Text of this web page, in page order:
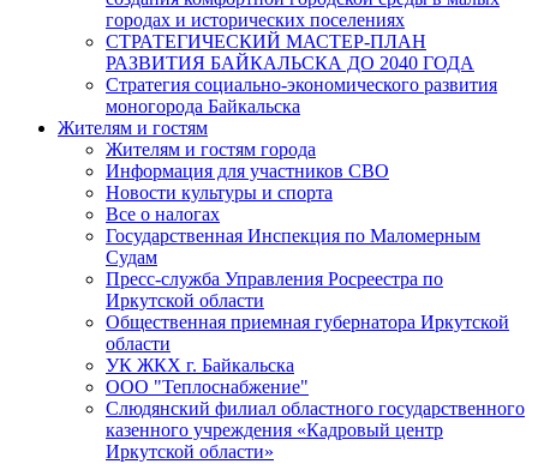
городах и исторических поселениях
СТРАТЕГИЧЕСКИЙ МАСТЕР-ПЛАН
РАЗВИТИЯ БАЙКАЛЬСКА ДО 2040 ГОДА
Стратегия социально-экономического развития
моногорода Байкальска
Жителям и гостям
Жителям и гостям города
Информация для участников СВО
Новости культуры и спорта
Все о налогах
Государственная Инспекция по Маломерным
Судам
Пресс-служба Управления Росреестра по
Иркутской области
Общественная приемная губернатора Иркутской
области
УК ЖКХ г. Байкальска
ООО "Теплоснабжение"
Слюдянский филиал областного государственного
казенного учреждения «Кадровый центр
Иркутской области»